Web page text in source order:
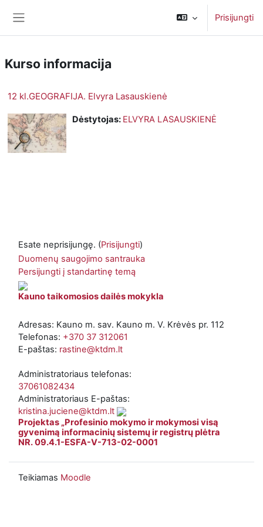
Prisijungti
Kurso informacija
12 kl.GEOGRAFIJA. Elvyra Lasauskienė
Dėstytojas: ELVYRA LASAUSKIENĖ
Esate neprisijungę. (Prisijungti)
Duomenų saugojimo santrauka
Persijungti į standartinę temą
Kauno taikomosios dailės mokykla
Adresas: Kauno m. sav. Kauno m. V. Krėvės pr. 112
Telefonas: +370 37 312061
E-paštas: rastine@ktdm.lt
Administratoriaus telefonas:
37061082434
Administratoriaus E-paštas:
kristina.juciene@ktdm.lt
Projektas „Profesinio mokymo ir mokymosi visą
gyvenimą informacinių sistemų ir registrų plėtra
NR. 09.4.1-ESFA-V-713-02-0001
Teikiamas Moodle